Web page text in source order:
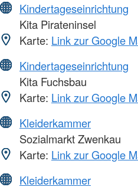
Kindertageseinrichtung
Kita Pirateninsel
Karte: Link zur Google
Kindertageseinrichtung
Kita Fuchsbau
Karte: Link zur Google
Kleiderkammer
Sozialmarkt Zwenkau
Karte: Link zur Google
Kleiderkammer